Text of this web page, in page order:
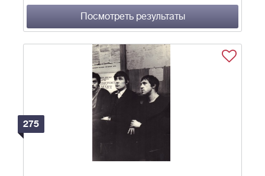
Посмотреть результаты
275